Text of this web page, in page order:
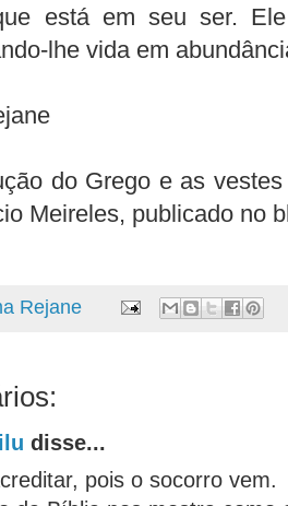
está em seu ser.
lhe vida em
do Grego e as
Meireles, publicado no
Rejane
disse...
pois o socorro vem.